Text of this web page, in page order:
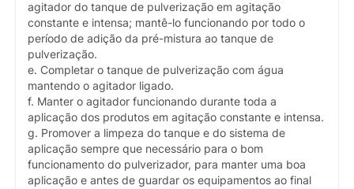
agitador do tanque de pulverização em agitação
constante e intensa; mantê-lo funcionando por todo o
período de adição da pré-mistura ao tanque de
pulverização.
e. Completar o tanque de pulverização com água
mantendo o agitador ligado.
f. Manter o agitador funcionando durante toda a
aplicação dos produtos em agitação constante e intensa.
g. Promover a limpeza do tanque e do sistema de
aplicação sempre que necessário para o bom
funcionamento do pulverizador, para manter uma boa
aplicação e antes de guardar os equipamentos ao final